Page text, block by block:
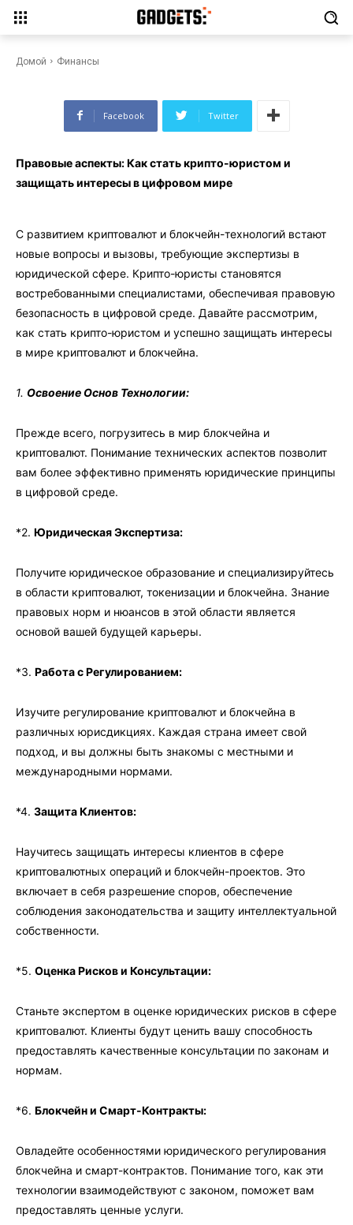
Домой Финансы
крипто-юристом и защищать
Facebook Twitter
Правовые аспекты: Как стать крипто-юристом и
защищать интересы в цифровом мире
С развитием криптовалют и блокчейн-технологий встают
новые вопросы и вызовы, требующие экспертизы в
юридической сфере. Крипто-юристы становятся
востребованными специалистами, обеспечивая правовую
безопасность в цифровой среде. Давайте рассмотрим,
как стать крипто-юристом и успешно защищать интересы
в мире криптовалют и блокчейна.
1. Освоение Основ Технологии:
Прежде всего, погрузитесь в мир блокчейна и
криптовалют. Понимание технических аспектов позволит
вам более эффективно применять юридические принципы
в цифровой среде.
*2. Юридическая Экспертиза:
Получите юридическое образование и специализируйтесь
в области криптовалют, токенизации и блокчейна. Знание
правовых норм и нюансов в этой области является
основой вашей будущей карьеры.
*3. Работа с Регулированием:
Изучите регулирование криптовалют и блокчейна в
различных юрисдикциях. Каждая страна имеет свой
подход, и вы должны быть знакомы с местными и
международными нормами.
*4. Защита Клиентов:
Научитесь защищать интересы клиентов в сфере
криптовалютных операций и блокчейн-проектов. Это
включает в себя разрешение споров, обеспечение
соблюдения законодательства и защиту интеллектуальной
собственности.
*5. Оценка Рисков и Консультации:
Станьте экспертом в оценке юридических рисков в сфере
криптовалют. Клиенты будут ценить вашу способность
предоставлять качественные консультации по законам и
нормам.
*6. Блокчейн и Смарт-Контракты:
Овладейте особенностями юридического регулирования
блокчейна и смарт-контрактов. Понимание того, как эти
технологии взаимодействуют с законом, поможет вам
предоставлять ценные услуги.